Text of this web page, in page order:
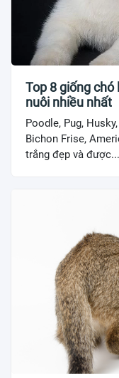
Top 8 giống
nuôi nhiều nhất
Poodle, Pug,
Bichon Frise,
trắng đẹp và được...